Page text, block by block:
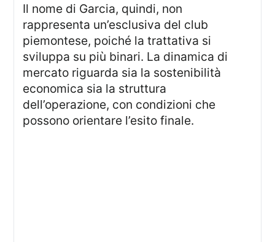
Il nome di Garcia, quindi, non
rappresenta un’esclusiva del club
piemontese, poiché la trattativa si
sviluppa su più binari. La dinamica di
mercato riguarda sia la sostenibilità
economica sia la struttura
dell’operazione, con condizioni che
possono orientare l’esito finale.